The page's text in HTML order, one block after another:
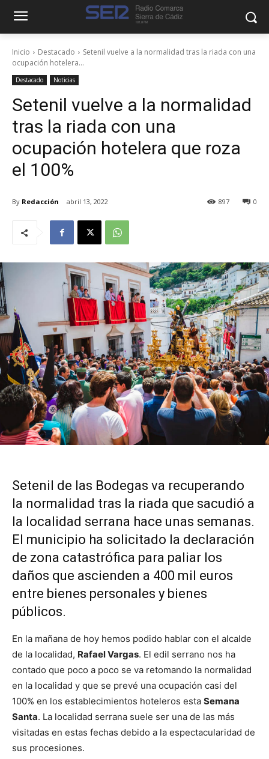
Inicio Destacado
Setenil vuelve a la normalidad tras la riada con una
ocupación hotelera...
Destacado Noticias
Setenil vuelve a la normalidad
tras la riada con una
ocupación hotelera que roza
el 100%
By Redacción abril 13, 2022 0
897
Setenil de las Bodegas va recuperando
la normalidad tras la riada que sacudió a
la localidad serrana hace unas semanas.
El municipio ha solicitado la declaración
de zona catastrófica para paliar los
daños que ascienden a 400 mil euros
entre bienes personales y bienes
públicos.
En la mañana de hoy hemos podido hablar con el alcalde
de la localidad, Rafael Vargas. El edil serrano nos ha
contado que poco a poco se va retomando la normalidad
en la localidad y que se prevé una ocupación casi del
100% en los establecimientos hoteleros esta Semana
Santa. La localidad serrana suele ser una de las más
visitadas en estas fechas debido a la espectacularidad de
sus procesiones.